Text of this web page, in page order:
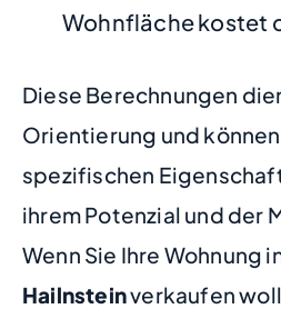
Wohnfläche kostet
Diese Berechnungen
Orientierung und
spezifischen
ihrem Potenzial und der
Wenn Sie Ihre Wohnung
Hailnsteinverkaufen